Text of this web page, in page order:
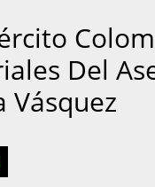
Del
Vásquez